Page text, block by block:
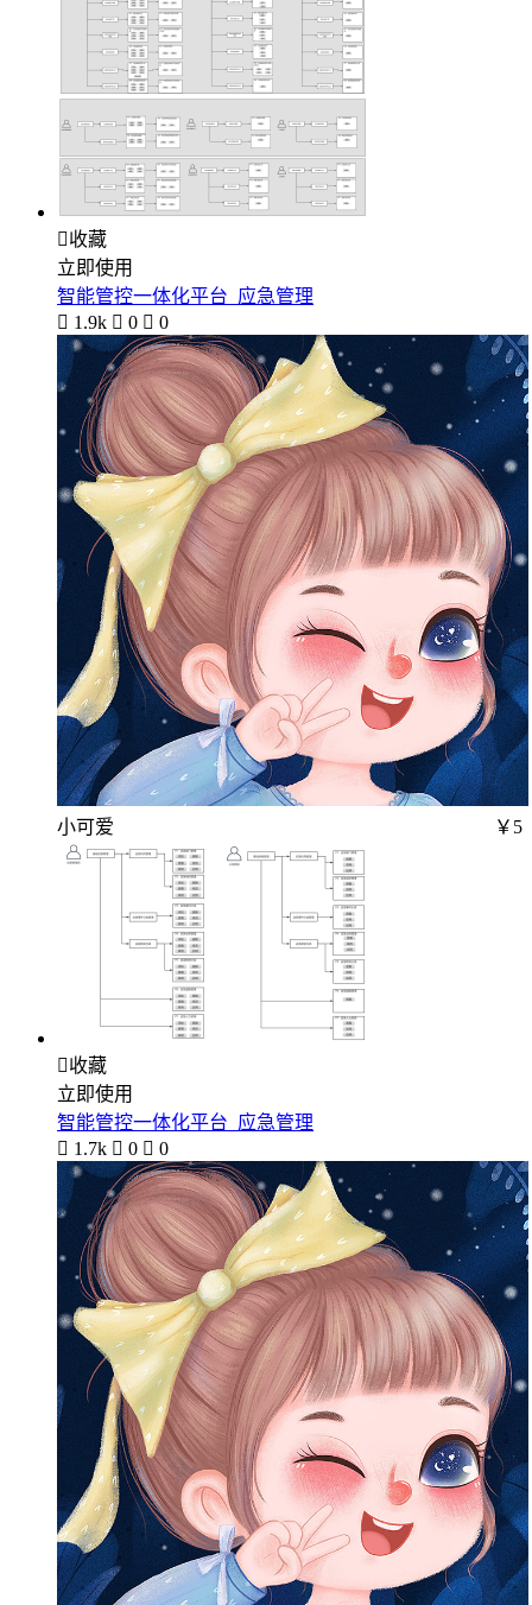
收藏
立即使用
智能管控一体化平台_应急管理
 1.9k  0  0
小可爱 ￥5
收藏
立即使用
智能管控一体化平台_应急管理
 1.7k  0  0